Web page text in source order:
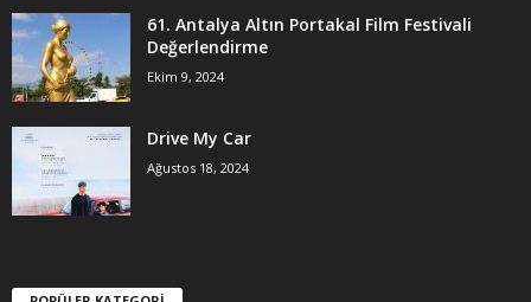
61. Antalya Altın Portakal Film Festivali
Değerlendirme
Ekim 9, 2024
Drive My Car
Ağustos 18, 2024